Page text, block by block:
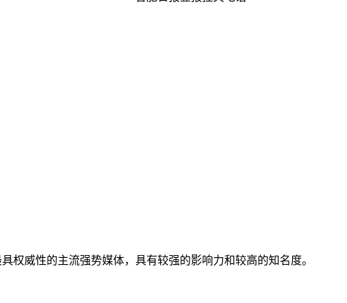
权威性的主流强势媒体，具有较强的影响力和较高的知名度。